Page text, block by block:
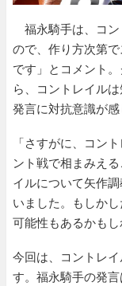
福永騎手は、コン
ので、作り方次第
です」とコメント
ら、コントレイル
発言に対抗意識が感
「さすがに、コン
ント戦で相まみえ
イルについて矢作
いました。もしか
可能性もあるかもし
今回は、コントレ
す。福永騎手の発